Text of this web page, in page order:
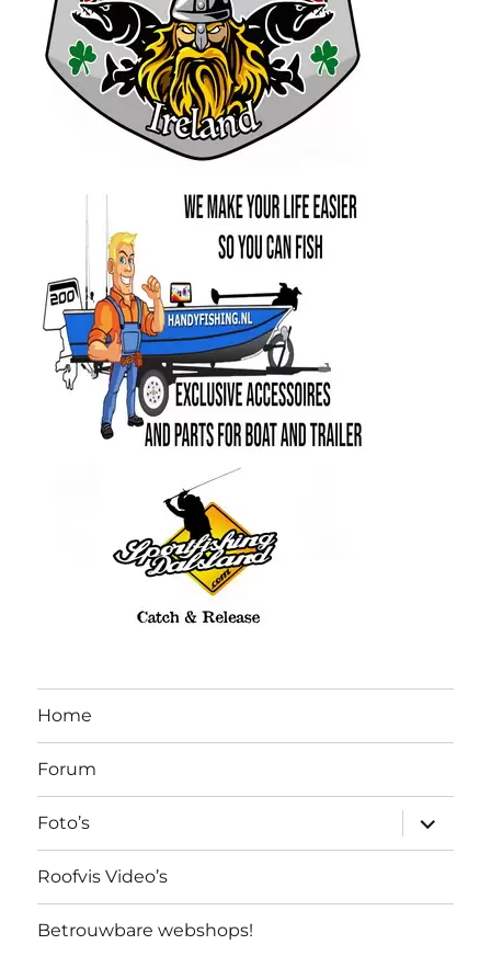
Home
Forum
Foto’s
Roofvis Video’s
Betrouwbare webshops!